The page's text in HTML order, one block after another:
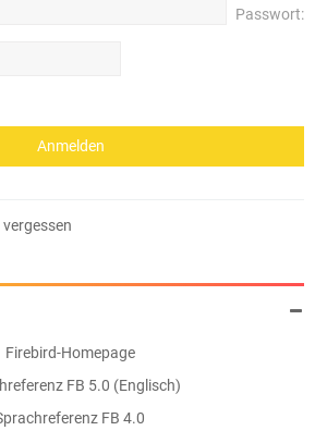
Passwort:
Firebird-Homepage
FB 5.0 (Englisch)
FB 4.0